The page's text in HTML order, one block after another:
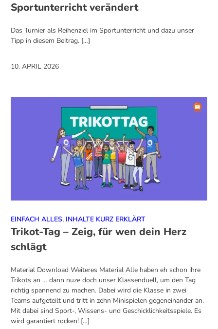
Sportunterricht verändert
Das Turnier als Reihenziel im Sportunterricht und dazu unser
Tipp in diesem Beitrag. […]
10. APRIL 2026
EINFACH ALLES, INHALTE KURZ ERKLÄRT
Trikot-Tag – Zeig, für wen dein Herz
schlägt
Material Download Weiteres Material Alle haben eh schon ihre
Trikots an … dann nuze doch unser Klassenduell, um den Tag
richtig spannend zu machen. Dabei wird die Klasse in zwei
Teams aufgeteilt und tritt in zehn Minispielen gegeneinander an.
Mit dabei sind Sport-, Wissens- und Geschicklichkeitsspiele. Es
wird garantiert rocken! […]